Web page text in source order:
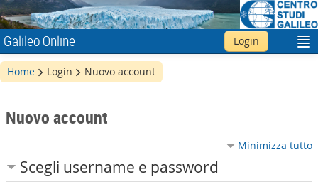
Galileo Online
Login
Italiano ‎(it)‎
Home Login Nuovo account
Nuovo account
Minimizza tutto
Scegli username e password